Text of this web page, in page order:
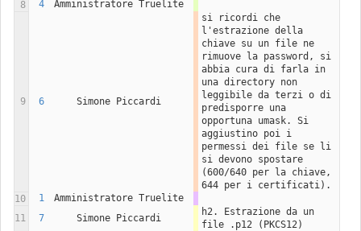
8
4 Amministratore Truelite
9 6 Simone Piccardi
si ricordi che
l'estrazione della
chiave su un file ne
rimuove la password, si
abbia cura di farla in
una directory non
leggibile da terzi o di
predisporre una
opportuna umask. Si
aggiustino poi i
permessi dei file se li
si devono spostare
(600/640 per la chiave,
644 per i certificati).
10
1
Amministratore Truelite
11
7 Simone Piccardi
h2. Estrazione da un
file .p12 (PKCS12)